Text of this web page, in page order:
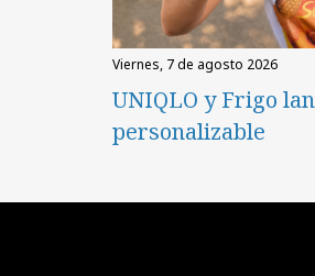
viernes, 7 de agosto 2026
UNIQLO y Frigo
personalizable